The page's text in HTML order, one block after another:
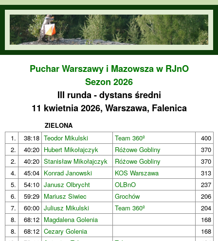
Przejdź do treści
orienteering.waw.pl
Puchar Warszawy i Mazowsza w RJnO
Sezon 2026
III runda - dystans średni
11 kwietnia 2026, Warszawa, Falenica
ZIELONA
1.
38:18 Teodor Mikulski Team 360º
400
2.
40:20 Hubert Mikołajczyk Różowe Gobliny
370
2.
40:20 Stanisław Mikołajczyk Różowe Gobliny
370
4.
45:04 Konrad Janowski KOS Warszawa
313
5.
54:10 Janusz Olbrycht OLBnO
237
6.
59:29 Mariusz Siwiec Grochów
206
7.
60:00 Juliusz Mikulski Team 360º
204
8.
68:12 Magdalena Golenia
168
8.
68:12 Cezary Golenia
168